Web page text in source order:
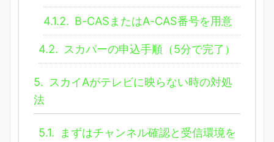
4.1.2. B-CASまたはA-CAS番号を用意
4.2. スカパーの申込手順（5分で完了）
5. スカイAがテレビに映らない時の対処
法
5.1.
まずはチャンネル確認と受信環境を